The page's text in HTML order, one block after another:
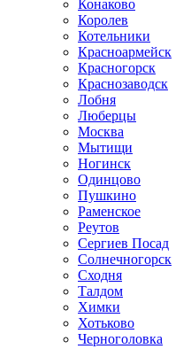
Конаково
Королев
Котельники
Красноармейск
Красногорск
Краснозаводск
Лобня
Люберцы
Москва
Мытищи
Ногинск
Одинцово
Пушкино
Раменское
Реутов
Сергиев Посад
Солнечногорск
Сходня
Талдом
Химки
Хотьково
Черноголовка